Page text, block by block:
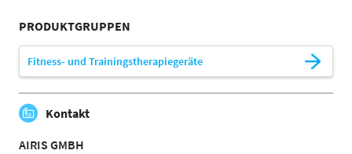
PRODUKTGRUPPEN
Fitness- und Trainingstherapiegeräte
Kontakt
AIRIS GMBH